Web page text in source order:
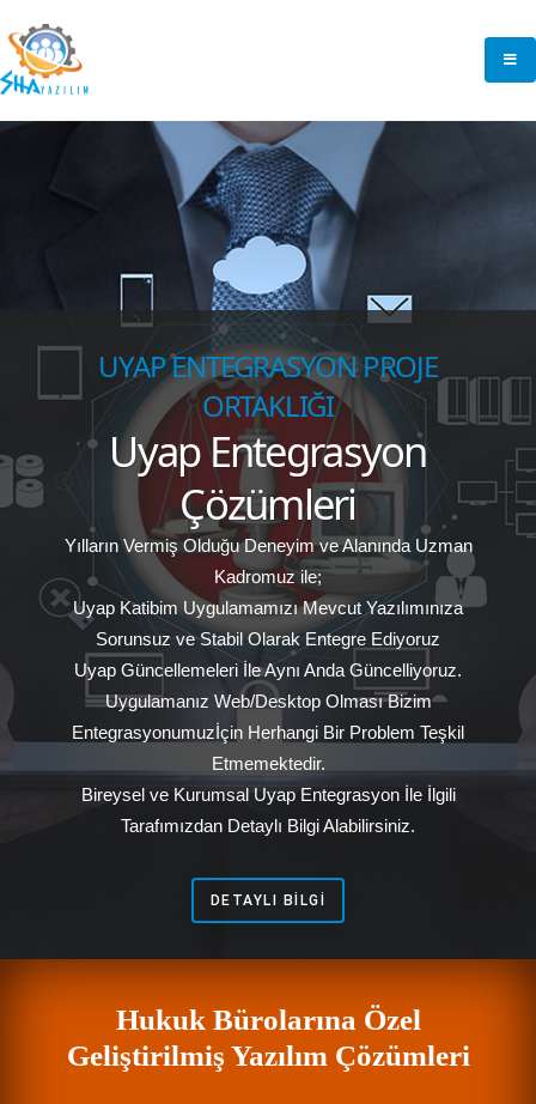
UYAP ENTEGRASYON PROJE
ORTAKLIĞI
Uyap Entegrasyon
Çözümleri
Yılların Vermiş Olduğu Deneyim ve Alanında Uzman
Kadromuz ile;
Uyap Katibim Uygulamamızı Mevcut Yazılımınıza
Sorunsuz ve Stabil Olarak Entegre Ediyoruz
Uyap Güncellemeleri İle Aynı Anda Güncelliyoruz.
Uygulamanız Web/Desktop Olması Bizim
Entegrasyonumuzİçin Herhangi Bir Problem Teşkil
Etmemektedir.
Bireysel ve Kurumsal Uyap Entegrasyon İle İlgili
Tarafımızdan Detaylı Bilgi Alabilirsiniz.
DETAYLI BILGI
Hukuk Bürolarına Özel
Geliştirilmiş Yazılım Çözümleri